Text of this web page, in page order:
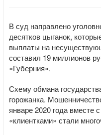
В суд направлено
десятков цыганок,
выплаты на
составил 19 миллионов
«Губерния».
Схему обмана
горожанка.
январе 2020 года вместе
«клиентками» стали